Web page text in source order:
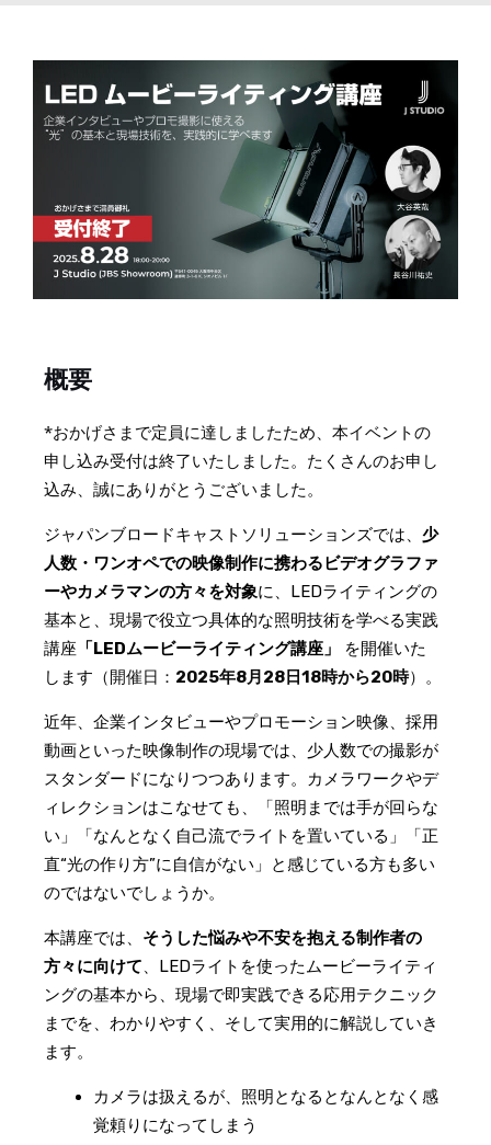
概要
*おかげさまで定員に達しましたため、本イベントの
申し込み受付は終了いたしました。たくさんのお申し
込み、誠にありがとうございました。
ジャパンブロードキャストソリューションズでは、 少
人数・ワンオペでの映像制作に携わるビデオグラファ
ーやカメラマンの方々を対象に、LEDライティングの
基本と、現場で役立つ具体的な照明技術を学べる実践
講座 「LEDムービーライティング講座」
を開催いた
します （開催日： 2025年8月28日18時から20時）。
近年、企業インタビューやプロモーション映像、採用
動画といった映像制作の現場では、少人数での撮影が
スタンダードになりつつあります。カメラワークやデ
ィレクションはこなせても、「照明までは手が回らな
い」「なんとなく自己流でライトを置いている」「正
直“光の作り方”に自信がない」と感じている方も多い
のではないでしょうか。
本講座では、 そうした悩みや不安を抱える制作者の
方々に向けて、LEDライトを使ったムービーライティ
ングの基本から、現場で即実践できる応用テクニック
までを、わかりやすく、そして実用的に解説していき
ます。
カメラは扱えるが、照明となるとなんとなく感
覚頼りになってしまう